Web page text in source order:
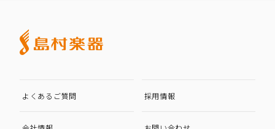
よくあるご質問 採用情報